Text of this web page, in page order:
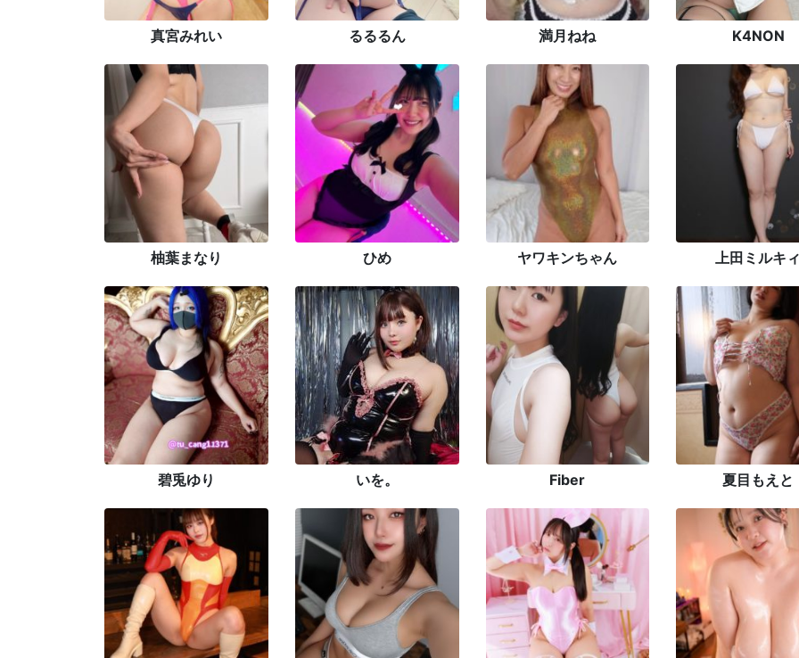
真宮みれい るるるん 満月ねね K4NON
柚葉まなり ひめ ヤワキンちゃん 上田ミルキ
碧兎ゆり いを。 Fiber 夏目もえと